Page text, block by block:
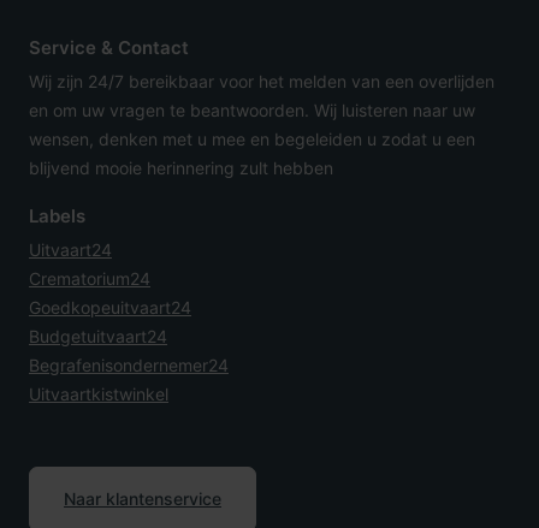
Service & Contact
Wij zijn 24/7 bereikbaar voor het melden van een overlijden
en om uw vragen te beantwoorden. Wij luisteren naar uw
wensen, denken met u mee en begeleiden u zodat u een
blijvend mooie herinnering zult hebben
Labels
Uitvaart24
Crematorium24
Goedkopeuitvaart24
Budgetuitvaart24
Begrafenisondernemer24
Uitvaartkistwinkel
Naar klantenservice